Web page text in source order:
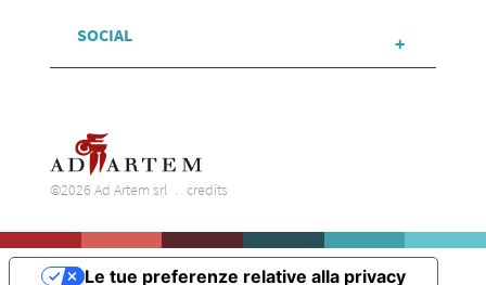
SOCIAL
©2026 Ad Artem srl credits
Le tue preferenze relative alla privacy